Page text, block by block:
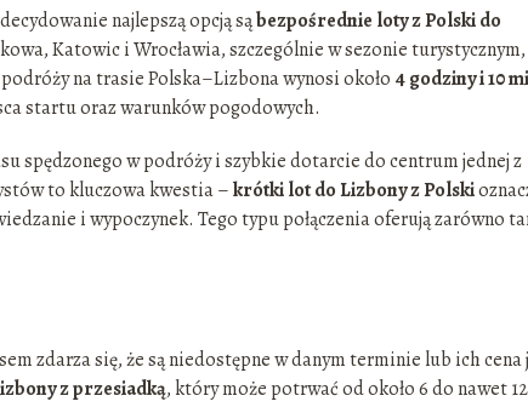
najlepszą opcją sąbezpośrednie loty z Polski do
Katowic i Wrocławia, szczególnie w sezonie turystycznym,
na trasie Polska–Lizbona wynosi około 4 godziny i 10
startu oraz warunków pogodowych.
spędzonego w podróży i szybkie dotarcie do centrum jednej z
to kluczowa kwestia –krótki lot do Lizbony z Polski
i wypoczynek. Tego typu połączenia oferują zarówno
zdarza się, że są niedostępne w danym terminie lub ich cena
z przesiadką, który może potrwać od około 6 do nawet 12